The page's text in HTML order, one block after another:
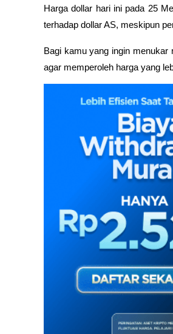
Harga dollar hari ini pada 25
terhadap dollar AS, meskipun
Bagi kamu yang ingin menukar
agar memperoleh harga yang